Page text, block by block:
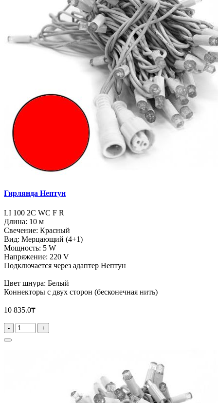
Гирлянда Нептун
LI 100 2C WC F R
Длина: 10 м
Свечение: Красный
Вид: Мерцающий (4+1)
Мощность: 5 W
Напряжение: 220 V
Подключается через адаптер Нептун
Цвет шнура: Белый
Коннекторы с двух сторон (бесконечная нить)
10 835.0₸
- +